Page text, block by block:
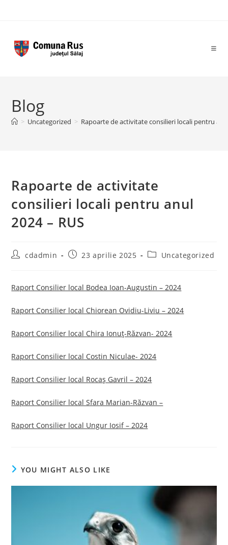
Blog
> Uncategorized > Rapoarte de activitate consilieri locali pentru
Rapoarte de activitate
consilieri locali pentru anul
2024 – RUS
Postcdadmin
Post23 aprilie 2025
PostUncategorized
Raport Consilier local Bodea Ioan-Augustin – 2024
Raport Consilier local Chiorean Ovidiu-Liviu – 2024
Raport Consilier local Chira Ionuț-Răzvan- 2024
Raport Consilier local Costin Niculae- 2024
Raport Consilier local Rocaș Gavril – 2024
Raport Consilier local Sfara Marian-Răzvan –
Raport Consilier local Ungur Iosif – 2024
YOU MIGHT ALSO LIKE